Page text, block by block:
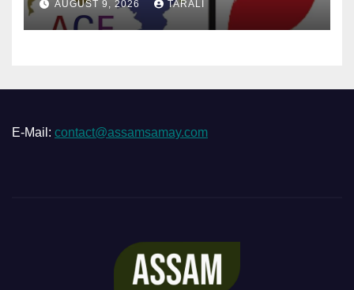
AUGUST 9, 2026 TARALI
E-Mail: contact@assamsamay.com